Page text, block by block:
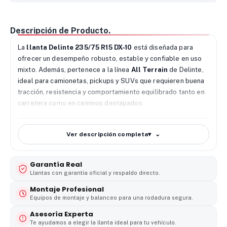
Descripción de Producto.
La llanta Delinte 235/75 R15 DX-10 está diseñada para
ofrecer un desempeño robusto, estable y confiable en uso
mixto. Además, pertenece a la línea All Terrain de Delinte,
ideal para camionetas, pickups y SUVs que requieren buena
tracción, resistencia y comportamiento equilibrado tanto en
carretera como en caminos destapados.
El modelo DX-10 incorpora un diseño de banda con bloques
sólidos y canales profundos que mejoran la tracción en
vehículo mantiene un control firme y una conducción estable
en diferentes superficies. Además, su patrón favorece la
evacuación del agua, reduciendo el riesgo de deslizamiento
en pavimento mojado.
🌧️ Agarre y seguridad en diferentes condiciones de
Ver descripción completa▾
Garantía Real
Llantas con garantía oficial y respaldo directo.
Montaje Profesional
Equipos de montaje y balanceo para una rodadura segura.
Asesoría Experta
Te ayudamos a elegir la llanta ideal para tu vehículo.